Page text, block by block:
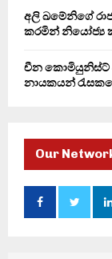
අලි ඛමේනිගේ
කරමින් නියෝජ්‍ය
චීන කොමියුනිස්ට්
නායකයන්
Our